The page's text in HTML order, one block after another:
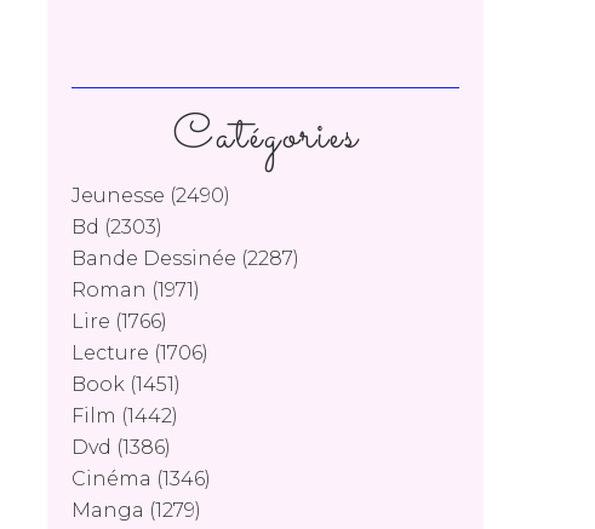
Catégories
Jeunesse (2490)
Bd (2303)
Bande Dessinée (2287)
Roman (1971)
Lire (1766)
Lecture (1706)
Book (1451)
Film (1442)
Dvd (1386)
Cinéma (1346)
Manga (1279)